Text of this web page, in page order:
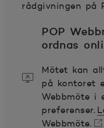
rådgivningen på
POP
ordnas
Mötet kan
på kontoret
Webbmöte i
preferenser.
Webbmöte.